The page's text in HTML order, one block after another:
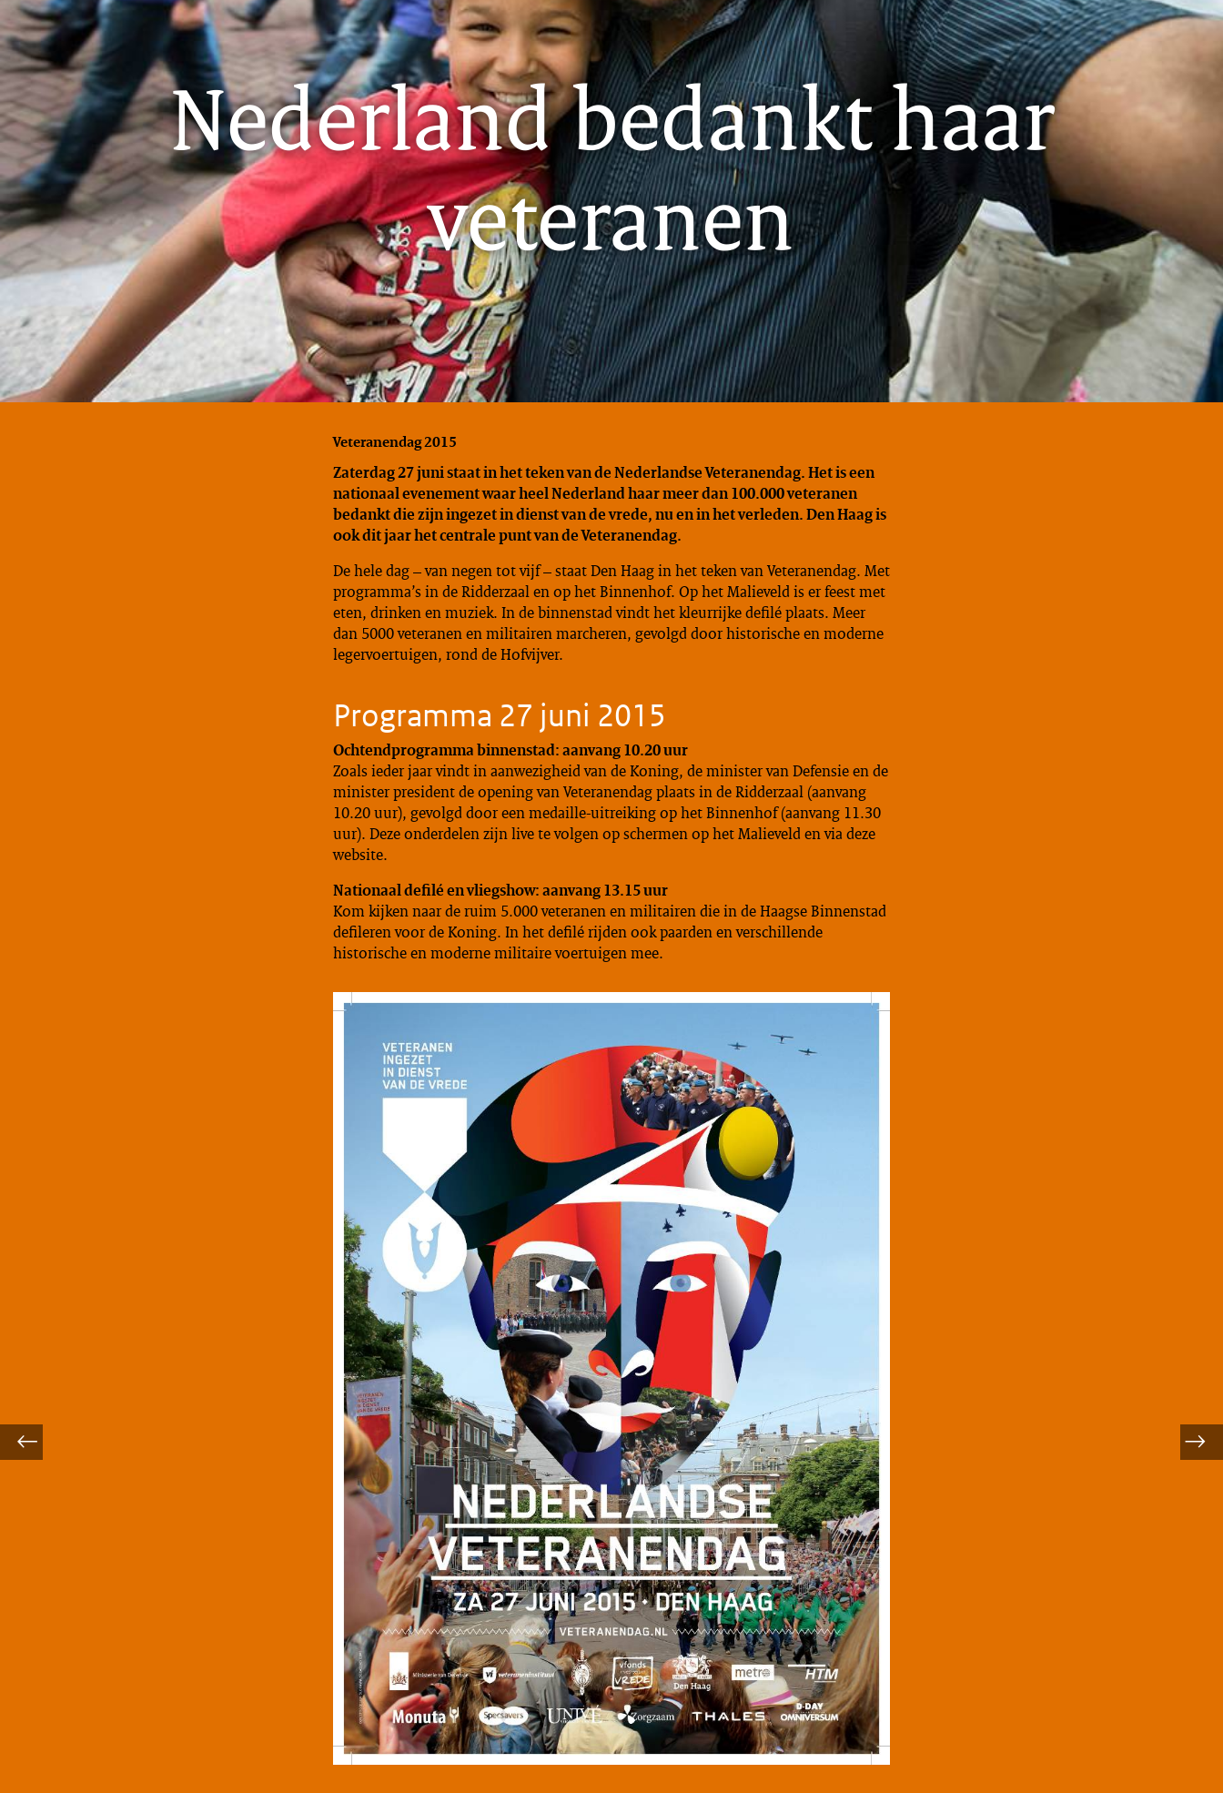
Nederland bedankt haar
veteranen
Veteranendag 2015
Zaterdag 27 juni staat in het teken van de Nederlandse Veteranendag. Het is een
nationaal evenement waar heel Nederland haar meer dan 100.000 veteranen
bedankt die zijn ingezet in dienst van de vrede, nu en in het verleden. Den Haag is
ook dit jaar het centrale punt van de Veteranendag.
De hele dag – van negen tot vijf – staat Den Haag in het teken van Veteranendag. Met
programma’s in de Ridderzaal en op het Binnenhof. Op het Malieveld is er feest met
eten, drinken en muziek. In de binnenstad vindt het kleurrijke defilé plaats. Meer
dan 5000 veteranen en militairen marcheren, gevolgd door historische en moderne
legervoertuigen, rond de Hofvijver.
Programma 27 juni 2015
Ochtendprogramma binnenstad: aanvang 10.20 uur
Zoals ieder jaar vindt in aanwezigheid van de Koning, de minister van Defensie en de
minister president de opening van Veteranendag plaats in de Ridderzaal (aanvang
10.20 uur), gevolgd door een medaille-uitreiking op het Binnenhof (aanvang 11.30
uur). Deze onderdelen zijn live te volgen op schermen op het Malieveld en via deze
website.
Nationaal defilé en vliegshow: aanvang 13.15 uur
Kom kijken naar de ruim 5.000 veteranen en militairen die in de Haagse Binnenstad
defileren voor de Koning. In het defilé rijden ook paarden en verschillende
historische en moderne militaire voertuigen mee.